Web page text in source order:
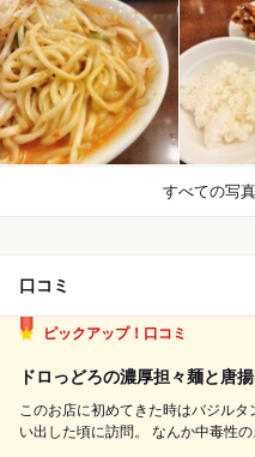
すべての写
口コミ
ピックアップ！口コミ
ドロっどろの濃厚担々麺と唐揚
このお店に初めてきた時はバジルタンメン。 その美味しさ
い出した頃に訪問。 なんか中毒性のようなものを感じる。 他にはない独